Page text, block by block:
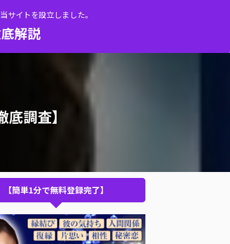
イトを設立しました。
解説
調査】
【簡単1分で無料登録完了】